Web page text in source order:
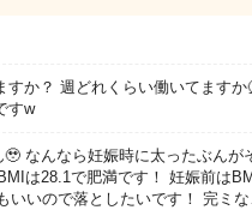
すか？ 週どれくらい働いてますか
すw
なんなら妊娠時に太ったぶんが
は28.1で肥満です！ 妊娠前は
いいので落としたいです！ 完ミ